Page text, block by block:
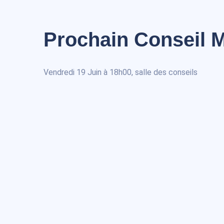
Prochain Conseil
Vendredi 19 Juin à 18h00, salle des conseils